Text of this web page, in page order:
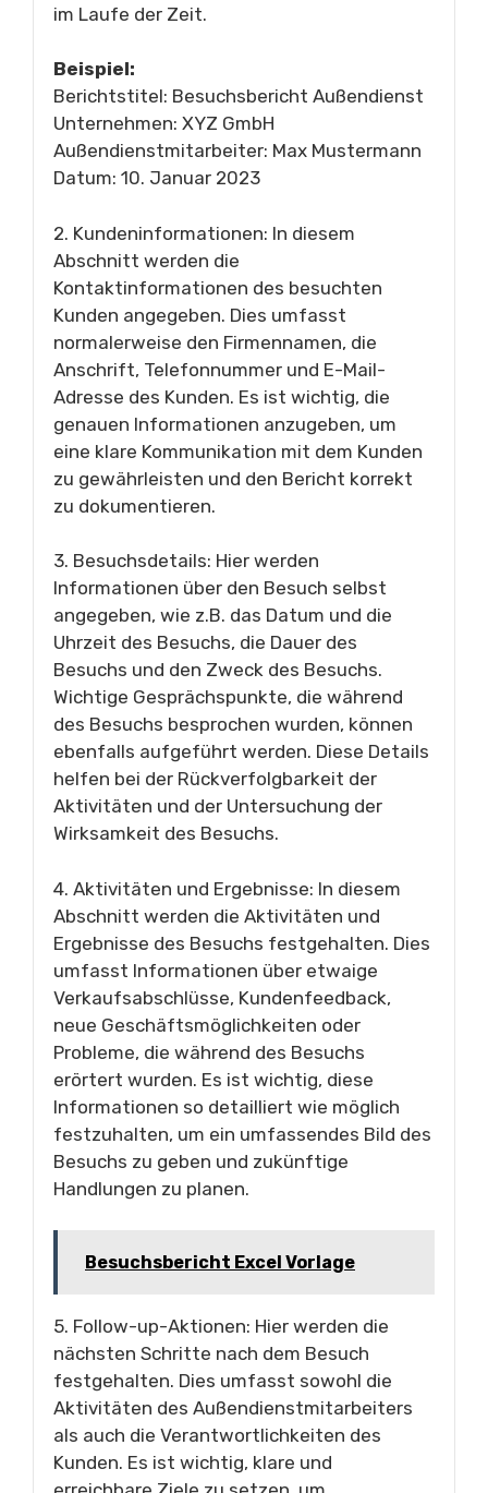
im Laufe der Zeit.
Beispiel:
Berichtstitel: Besuchsbericht Außendienst
Unternehmen: XYZ GmbH
Außendienstmitarbeiter: Max Mustermann
Datum: 10. Januar 2023
2. Kundeninformationen: In diesem
Abschnitt werden die
Kontaktinformationen des besuchten
Kunden angegeben. Dies umfasst
normalerweise den Firmennamen, die
Anschrift, Telefonnummer und E-Mail-
Adresse des Kunden. Es ist wichtig, die
genauen Informationen anzugeben, um
eine klare Kommunikation mit dem Kunden
zu gewährleisten und den Bericht korrekt
zu dokumentieren.
3. Besuchsdetails: Hier werden
Informationen über den Besuch selbst
angegeben, wie z.B. das Datum und die
Uhrzeit des Besuchs, die Dauer des
Besuchs und den Zweck des Besuchs.
Wichtige Gesprächspunkte, die während
des Besuchs besprochen wurden, können
ebenfalls aufgeführt werden. Diese Details
helfen bei der Rückverfolgbarkeit der
Aktivitäten und der Untersuchung der
Wirksamkeit des Besuchs.
4. Aktivitäten und Ergebnisse: In diesem
Abschnitt werden die Aktivitäten und
Ergebnisse des Besuchs festgehalten. Dies
umfasst Informationen über etwaige
Verkaufsabschlüsse, Kundenfeedback,
neue Geschäftsmöglichkeiten oder
Probleme, die während des Besuchs
erörtert wurden. Es ist wichtig, diese
Informationen so detailliert wie möglich
festzuhalten, um ein umfassendes Bild des
Besuchs zu geben und zukünftige
Handlungen zu planen.
Besuchsbericht Excel Vorlage
5. Follow-up-Aktionen: Hier werden die
nächsten Schritte nach dem Besuch
festgehalten. Dies umfasst sowohl die
Aktivitäten des Außendienstmitarbeiters
als auch die Verantwortlichkeiten des
Kunden. Es ist wichtig, klare und